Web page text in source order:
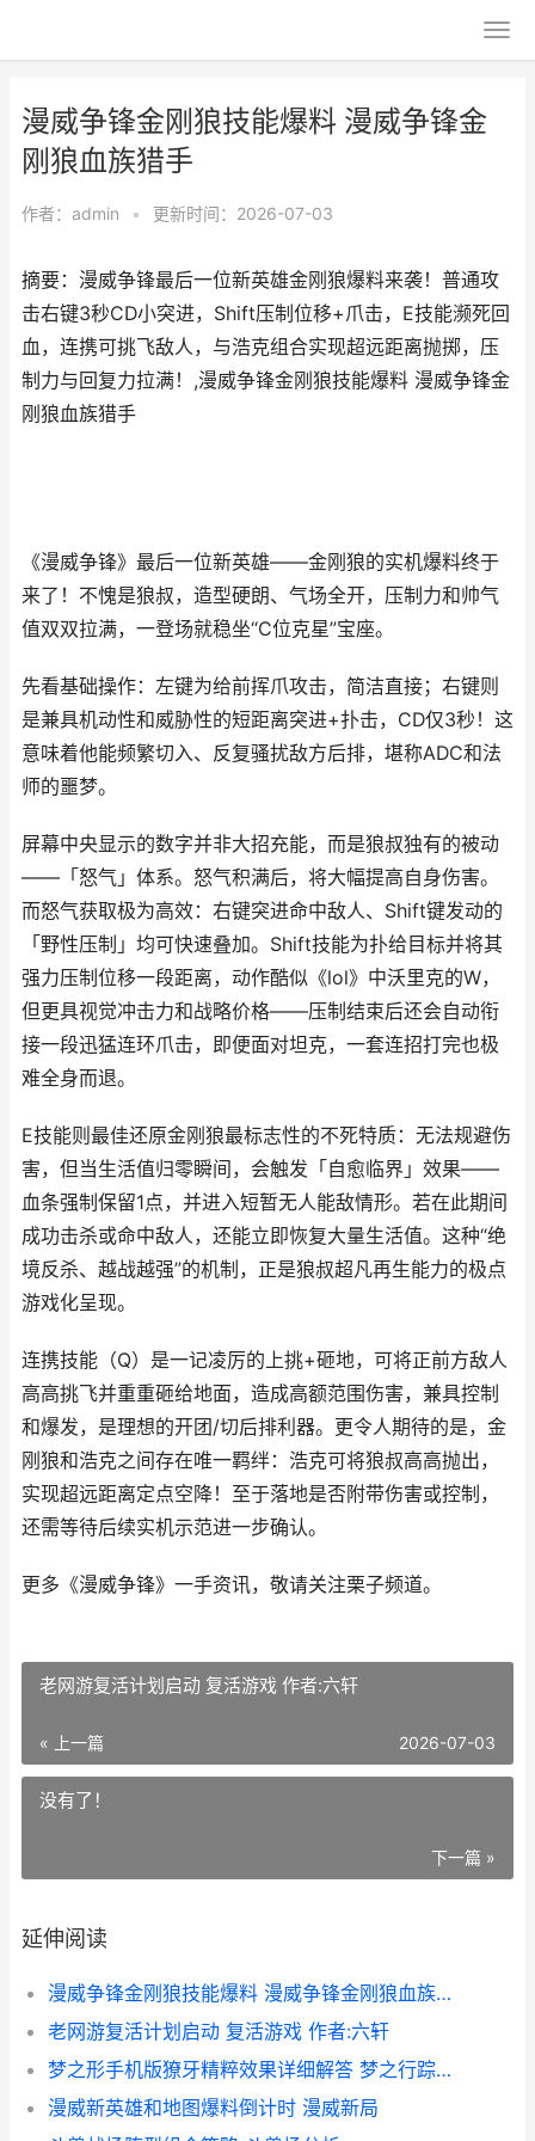
漫威争锋金刚狼技能爆料 漫威争锋金
刚狼血族猎手
作者： admin • 更新时间：2026-07-03
摘要：漫威争锋最后一位新英雄金刚狼爆料来袭！普通攻
击右键3秒CD小突进，Shift压制位移+爪击，E技能濒死回
血，连携可挑飞敌人，与浩克组合实现超远距离抛掷，压
制力与回复力拉满！,漫威争锋金刚狼技能爆料 漫威争锋金
刚狼血族猎手
《漫威争锋》最后一位新英雄——金刚狼的实机爆料终于
来了！不愧是狼叔，造型硬朗、气场全开，压制力和帅气
值双双拉满，一登场就稳坐“C位克星”宝座。
先看基础操作：左键为给前挥爪攻击，简洁直接；右键则
是兼具机动性和威胁性的短距离突进+扑击，CD仅3秒！这
意味着他能频繁切入、反复骚扰敌方后排，堪称ADC和法
师的噩梦。
屏幕中央显示的数字并非大招充能，而是狼叔独有的被动
——「怒气」体系。怒气积满后，将大幅提高自身伤害。
而怒气获取极为高效：右键突进命中敌人、Shift键发动的
「野性压制」均可快速叠加。Shift技能为扑给目标并将其
强力压制位移一段距离，动作酷似《lol》中沃里克的W，
但更具视觉冲击力和战略价格——压制结束后还会自动衔
接一段迅猛连环爪击，即便面对坦克，一套连招打完也极
难全身而退。
E技能则最佳还原金刚狼最标志性的不死特质：无法规避伤
害，但当生活值归零瞬间，会触发「自愈临界」效果——
血条强制保留1点，并进入短暂无人能敌情形。若在此期间
成功击杀或命中敌人，还能立即恢复大量生活值。这种“绝
境反杀、越战越强”的机制，正是狼叔超凡再生能力的极点
游戏化呈现。
连携技能（Q）是一记凌厉的上挑+砸地，可将正前方敌人
高高挑飞并重重砸给地面，造成高额范围伤害，兼具控制
和爆发，是理想的开团/切后排利器。更令人期待的是，金
刚狼和浩克之间存在唯一羁绊：浩克可将狼叔高高抛出，
实现超远距离定点空降！至于落地是否附带伤害或控制，
还需等待后续实机示范进一步确认。
更多《漫威争锋》一手资讯，敬请关注栗子频道。
老网游复活计划启动 复活游戏 作者:六轩
« 上一篇 2026-07-03
没有了！
下一篇 »
延伸阅读
漫威争锋金刚狼技能爆料 漫威争锋金刚狼血族猎手
老网游复活计划启动 复活游戏 作者:六轩
梦之形手机版獠牙精粹效果详细解答 梦之行踪汉化组图解
漫威新英雄和地图爆料倒计时 漫威新局